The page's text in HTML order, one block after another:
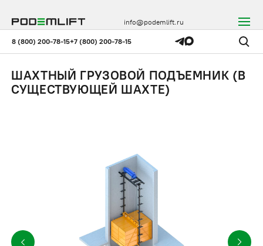
8 (800) 200-78-15+7 (800) 200-78-15
info@podemlift.ru
ШАХТНЫЙ ГРУЗОВОЙ ПОДЪЕМНИК (В
СУЩЕСТВУЮЩЕЙ ШАХТЕ)